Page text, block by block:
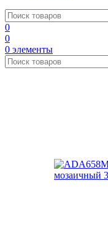
0
0
0 элементы